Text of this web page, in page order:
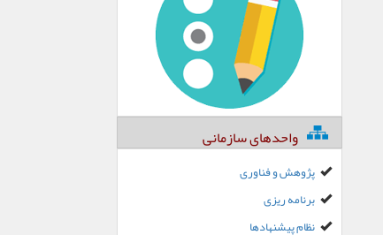
واحدهای سازمانی
پژوهش و فناوری
برنامه ریزی
نظام پیشنهادها